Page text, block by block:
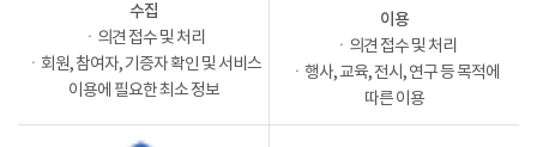
수집
ㆍ의견 접수 및 처리
ㆍ회원, 참여자, 기증자 확인 및 서비스
이용에 필요한 최소 정보
이용
ㆍ의견 접수 및 처리
ㆍ행사, 교육, 전시, 연구 등 목적에
따른 이용